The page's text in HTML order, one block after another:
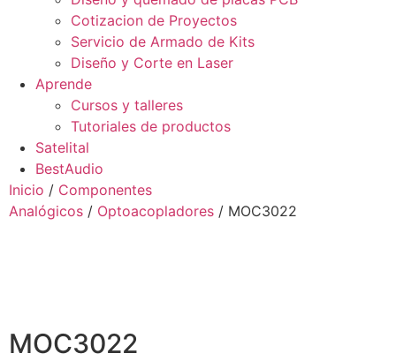
Cotizacion de Proyectos
Servicio de Armado de Kits
Diseño y Corte en Laser
Aprende
Cursos y talleres
Tutoriales de productos
Satelital
BestAudio
Inicio / Componentes
Analógicos / Optoacopladores / MOC3022
MOC3022